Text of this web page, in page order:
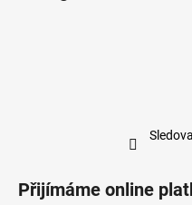
Přijímáme online